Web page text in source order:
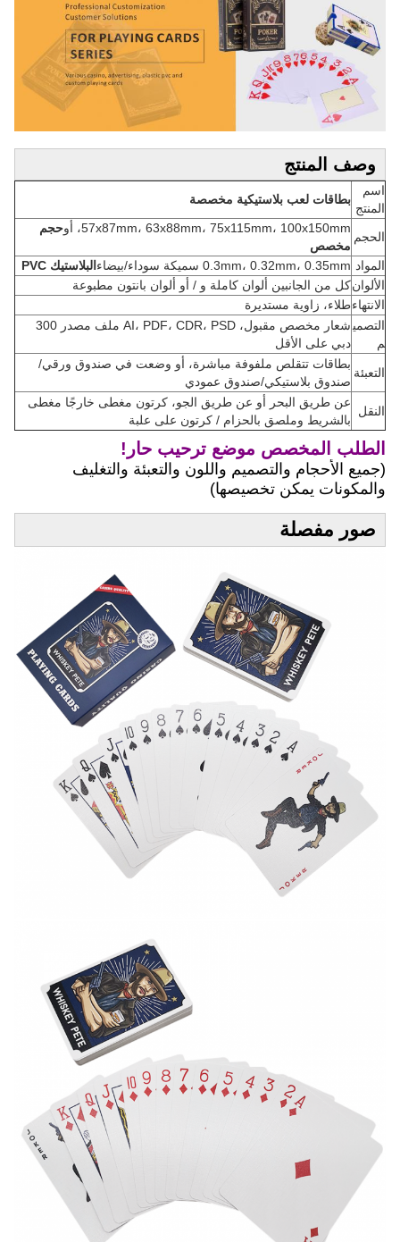
وصف المنتج
اسم
المنتج
بطاقات لعب بلاستيكية مخصصة
الحجم
57x87mm، 63x88mm، 75x115mm، 100x150mm، أو
حجم
مخصص
المواد 0.3mm، 0.32mm، 0.35mm سميكة سوداء/بيضاء
البلاستيك PVC
الألوانكل من الجانبين ألوان كاملة و / أو ألوان بانتون مطبوعة
الانتهاءطلاء، زاوية مستديرة
التصمي
م
شعار مخصص مقبول، AI، PDF، CDR، PSD ملف مصدر 300
دبي على الأقل
التعبئة
بطاقات تتقلص ملفوفة مباشرة، أو وضعت في صندوق ورقي/
صندوق بلاستيكي/صندوق عمودي
النقل
عن طريق البحر أو عن طريق الجو، كرتون مغطى خارجًا مغطى
بالشريط وملصق بالحزام / كرتون على علبة
الطلب المخصص موضع ترحيب حار!
(جميع الأحجام والتصميم واللون والتعبئة والتغليف
والمكونات يمكن تخصيصها)
صور مفصلة